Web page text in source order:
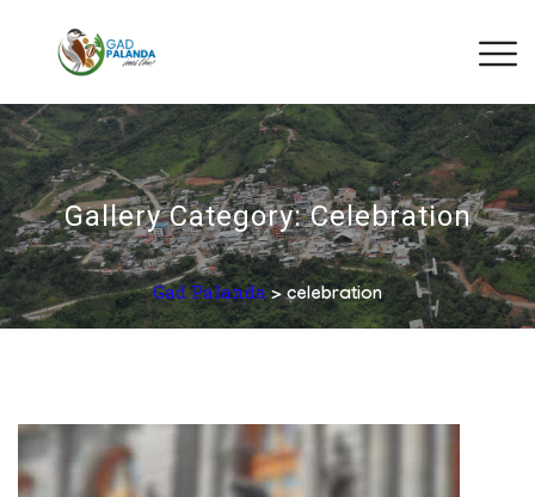
Gallery Category:Celebration
Gad Palanda>celebration